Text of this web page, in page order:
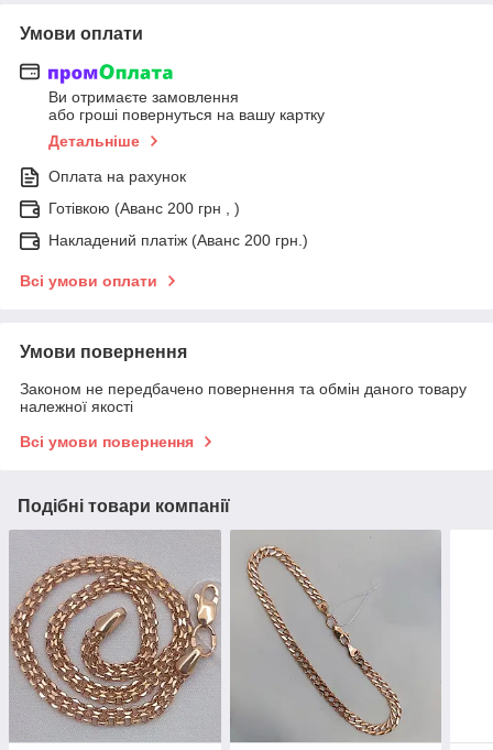
Умови оплати
Ви отримаєте замовлення
або гроші повернуться на вашу картку
Детальніше
Оплата на рахунок
Готівкою (Аванс 200 грн , )
Накладений платіж (Аванс 200 грн.)
Всі умови оплати
Умови повернення
Законом не передбачено повернення та обмін даного товару
належної якості
Всі умови повернення
Подібні товари компанії